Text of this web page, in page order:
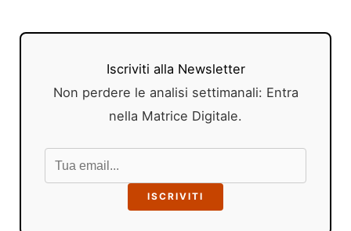
Iscriviti alla Newsletter
Non perdere le analisi settimanali: Entra
nella Matrice Digitale.
ISCRIVITI